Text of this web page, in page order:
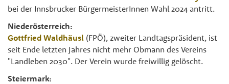
bei der Innsbrucker BürgermeisterInnen Wahl 2024 antritt.
Niederösterreich:
Gottfried Waldhäusl (FPÖ), zweiter Landtagspräsident, ist
seit Ende letzten Jahres nicht mehr Obmann des Vereins
"Landleben 2030". Der Verein wurde freiwillig gelöscht.
Steiermark: